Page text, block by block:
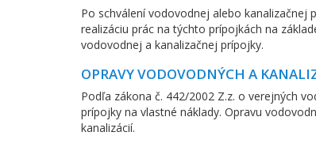
Po schválení vodovodnej alebo kanalizačnej
realizáciu prác na týchto prípojkách na
vodovodnej a kanalizačnej prípojky.
OPRAVY VODOVODNÝCH A
Podľa zákona č. 442/2002 Z.z. o verejných
prípojky na vlastné náklady. Opravu
kanalizácií.